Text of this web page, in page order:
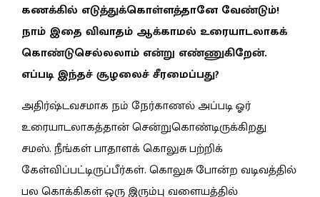
கணக்கில் எடுத்துக்கொள்ளத்தானே வேண்டும்!
நாம் இதை விவாதம் ஆக்காமல் உரையாடலாகக்
கொண்டுசெல்லலாம் என்று எண்ணுகிறேன்.
எப்படி இந்தச் சூழலைச் சீரமைப்பது?
அதிர்ஷ்டவசமாக நம் நேர்காணல் அப்படி ஓர்
உரையாடலாகத்தான் சென்றுகொண்டிருக்கிறது
சமஸ். நீங்கள் பாதாளக் கொலுசு பற்றிக்
கேள்விப்பட்டிருப்பீர்கள். கொலுசு போன்ற வடிவத்தில்
பல கொக்கிகள் ஒரு இரும்பு வளையத்தில்